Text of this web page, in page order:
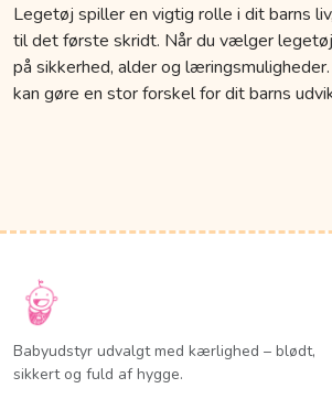
Legetøj spiller en vigtig rolle i dit barns
til det første skridt. Når du vælger
på sikkerhed, alder og
kan gøre en stor forskel for dit barns
Babyudstyr udvalgt med kærlighed – blødt,
sikkert og fuld af hygge.